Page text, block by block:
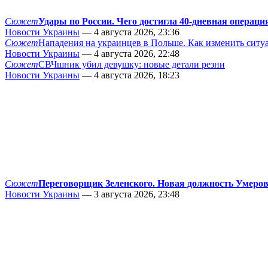
СюжетУдары по России. Чего достигла 40-дневная
Новости Украины — 4 августа 2026, 23:36
СюжетНападения на украинцев в Польше. Как изменить
Новости Украины — 4 августа 2026, 22:48
СюжетСВЧшник убил девушку: новые детали резни
Новости Украины — 4 августа 2026, 18:23
СюжетПереговорщик Зеленского. Новая должность
Новости Украины — 3 августа 2026, 23:48